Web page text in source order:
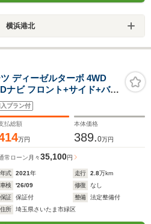
横浜港北
ディーゼルターボ 4WD
ナビ フロント+サイド+バッ
ライブコックピット シート
ストアジャストメント
入プラン付
払総額
万円
本体価格
389.0万円
常ローン 月々35,100円
年式 2021年 走行 2.8万km
車検
'26/09 修復
なし
保証
保証付 整備
法定整備付
住所
埼玉県さいたま市緑区